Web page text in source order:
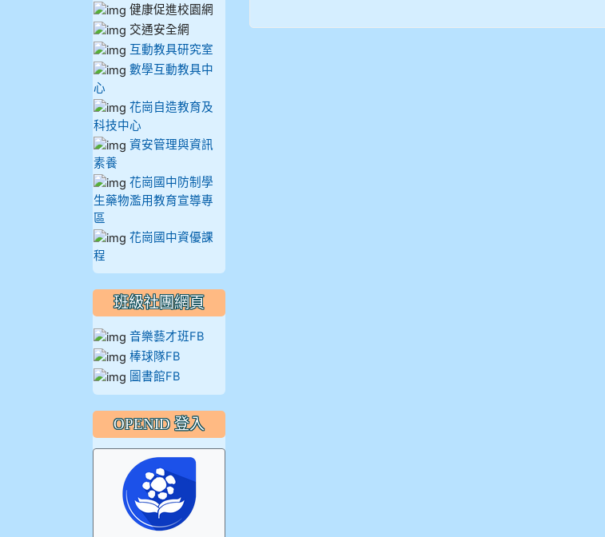
912彭子宸
健康促進校園網
交通安全網
互動教具研究室
數學互動教具中
心
花崗自造教育及
科技中心
資安管理與資訊
素養
花崗國中防制學
生藥物濫用教育宣導專
區
花崗國中資優課
程
班級社團網頁
音樂藝才班FB
棒球隊FB
圖書館FB
OPENID 登入